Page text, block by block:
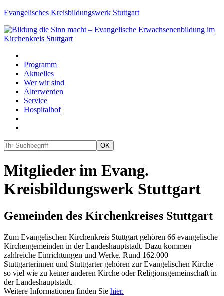
Evangelisches Kreisbildungswerk Stuttgart
Programm
Aktuelles
Wer wir sind
Älterwerden
Service
Hospitalhof
OK
Mitglieder im Evang.
Kreisbildungswerk Stuttgart
Gemeinden des Kirchenkreises Stuttgart
Zum Evangelischen Kirchenkreis Stuttgart gehören 66 evangelische
Kirchengemeinden in der Landeshauptstadt. Dazu kommen
zahlreiche Einrichtungen und Werke. Rund 162.000
Stuttgarterinnen und Stuttgarter gehören zur Evangelischen Kirche –
so viel wie zu keiner anderen Kirche oder Religionsgemeinschaft in
der Landeshauptstadt.
Weitere Informationen finden Sie hier.